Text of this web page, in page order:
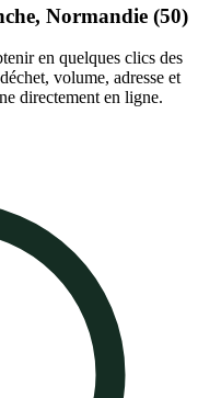
Normandie (50)
en quelques clics des
volume, adresse et
directement en ligne.